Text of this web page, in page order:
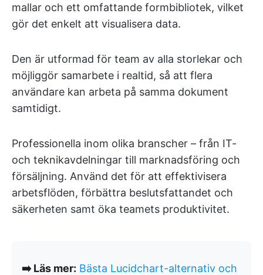
mallar och ett omfattande formbibliotek, vilket
gör det enkelt att visualisera data.
Den är utformad för team av alla storlekar och
möjliggör samarbete i realtid, så att flera
användare kan arbeta på samma dokument
samtidigt.
Professionella inom olika branscher – från IT-
och teknikavdelningar till marknadsföring och
försäljning. Använd det för att effektivisera
arbetsflöden, förbättra beslutsfattandet och
säkerheten samt öka teamets produktivitet.
➡️ Läs mer: Bästa Lucidchart-alternativ och